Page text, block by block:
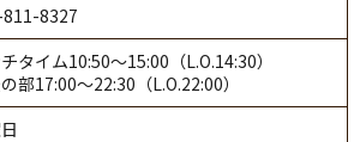
8327
タイム10:50～15:00（L.O.14:30）
部17:00～22:30（L.O.22:00）